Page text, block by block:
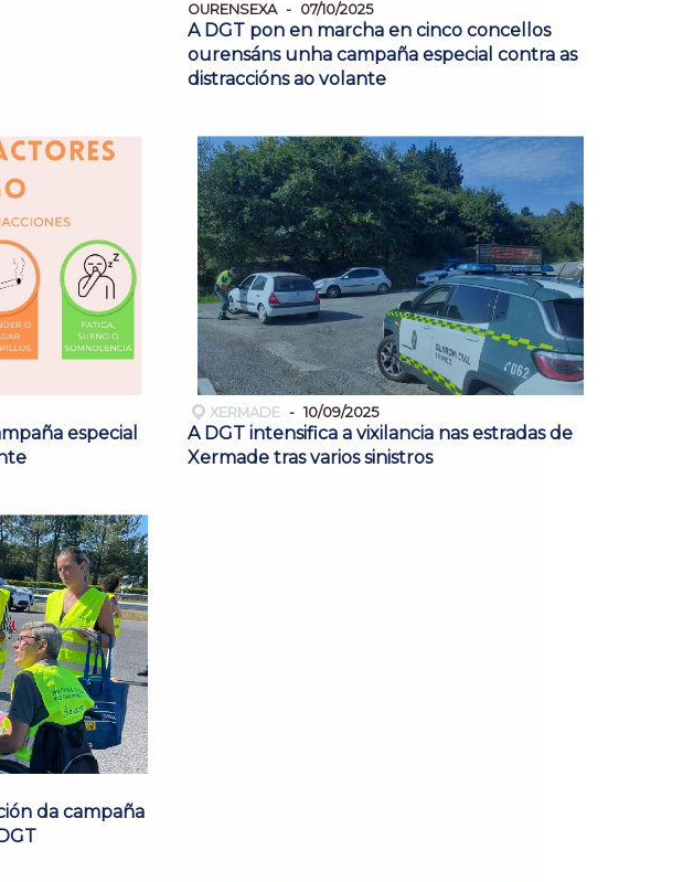
OURENSEXA 07/10/2025
A DGT pon en marcha en cinco concellos
ourensáns unha campaña especial contra as
distraccións ao volante
especial
XERMADE 10/09/2025
A DGT intensifica a vixilancia nas estradas de
Xermade tras varios sinistros
da campaña